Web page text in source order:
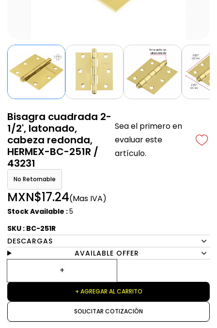
Bisagra cuadrada 2-
1/2', latonado,
cabeza redonda,
HERMEX-BC-251R /
43231
Sea el primero en
evaluar este
artículo.
No Retornable
MXN$17.24(Mas IVA)
Stock Available :5
SKU : BC-251R
DESCARGAS
AVAILABLE OFFER
+ AGREGAR AL CARRITO
SOLICITAR COTIZACIÓN